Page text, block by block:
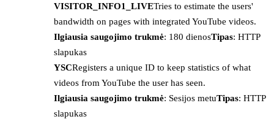
VISITOR_INFO1_LIVETries to estimate the users'
bandwidth on pages with integrated YouTube videos.
Ilgiausia saugojimo trukmė: 180 dienosTipas: HTTP
slapukas
YSCRegisters a unique ID to keep statistics of what
videos from YouTube the user has seen.
Ilgiausia saugojimo trukmė: Sesijos metuTipas: HTTP
slapukas